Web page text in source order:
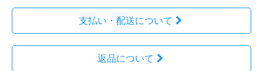
支払い・配送について
返品について